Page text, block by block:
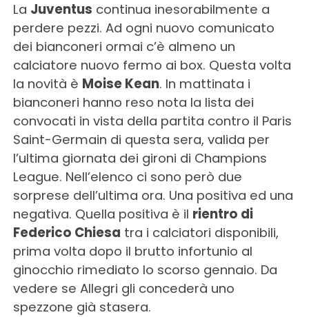
La Juventus continua inesorabilmente a
perdere pezzi. Ad ogni nuovo comunicato
dei bianconeri ormai c’è almeno un
calciatore nuovo fermo ai box. Questa volta
la novità è Moise Kean. In mattinata i
bianconeri hanno reso nota la lista dei
convocati in vista della partita contro il Paris
Saint-Germain di questa sera, valida per
l’ultima giornata dei gironi di Champions
League. Nell’elenco ci sono però due
sorprese dell’ultima ora. Una positiva ed una
negativa. Quella positiva è il rientro di
Federico Chiesa tra i calciatori disponibili,
prima volta dopo il brutto infortunio al
ginocchio rimediato lo scorso gennaio. Da
vedere se Allegri gli concederà uno
spezzone già stasera.